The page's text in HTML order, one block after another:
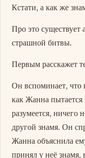
Кстати, а как же
Про это существует
страшной битвы.
Первым расскажет
Он вспоминает, что
как Жанна пытается
разумеется, ничего
другой знамя. Он
Жанна объяснила
принял у неё знамя,